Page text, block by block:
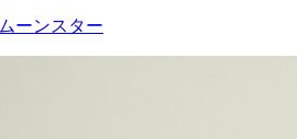
ムーンスター